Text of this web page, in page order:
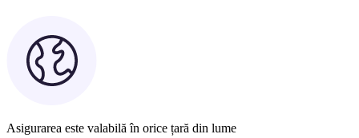
Asigurarea este valabilă în orice țară din lume